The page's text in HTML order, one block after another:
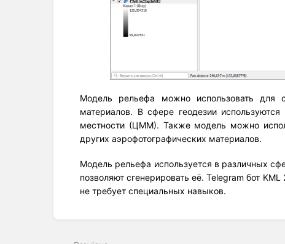
Модель рельефа можно использовать для
материалов. В сфере геодезии
местности (ЦММ). Также модель можно
других аэрофотографических материалов.
Модель рельефа используется в различных
позволяют сгенерировать её. Telegram бот
не требует специальных навыков.